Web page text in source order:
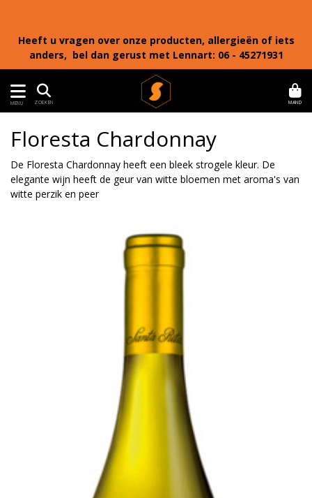
Heeft u vragen over onze producten, allergieën of iets
anders, bel dan gerust met Lennart: 06 - 45271931
MENU ZOEKEN MAND
Floresta Chardonnay
De Floresta Chardonnay heeft een bleek strogele kleur. De
elegante wijn heeft de geur van witte bloemen met aroma's van
witte perzik en peer